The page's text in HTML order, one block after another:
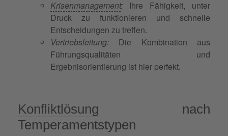
Krisenmanagement: Ihre Fähigkeit, unter
Druck zu funktionieren und schnelle
Entscheidungen zu treffen.
Vertriebsleitung: Die Kombination aus
Führungsqualitäten und
Ergebnisorientierung ist hier perfekt.
Konfliktlösung nach
Temperamentstypen